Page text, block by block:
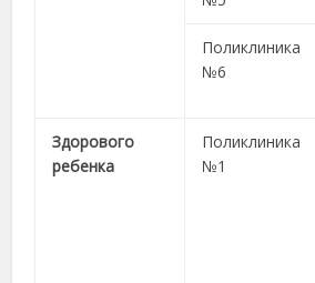
Поликлиника
№6
Здорового
ребенка
Поликлиника
№1